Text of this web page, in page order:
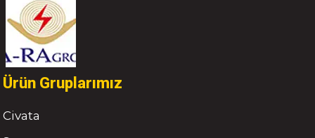
Ürün Gruplarımız
Civata